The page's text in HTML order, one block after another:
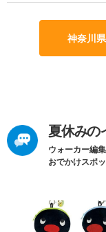
神奈川
夏休みの
ウォーカー編
おでかけスポ